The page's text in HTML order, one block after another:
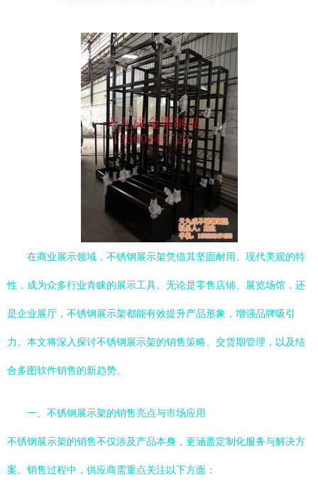
在商业展示领域，不锈钢展示架凭借其坚固耐用、现代美观的特
性，成为众多行业青睐的展示工具。无论是零售店铺、展览场馆，还
是企业展厅，不锈钢展示架都能有效提升产品形象，增强品牌吸引
力。本文将深入探讨不锈钢展示架的销售策略、交货期管理，以及结
合多图软件销售的新趋势。
一、不锈钢展示架的销售亮点与市场应用
不锈钢展示架的销售不仅涉及产品本身，更涵盖定制化服务与解决方
案。销售过程中，供应商需重点关注以下方面：